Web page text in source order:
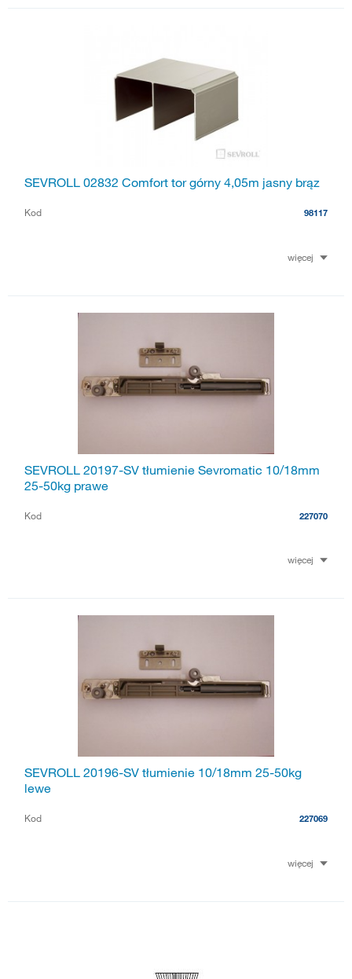
SEVROLL 02832 Comfort tor górny 4,05m jasny brąz
Kod 98117
więcej
SEVROLL 20197-SV tłumienie Sevromatic 10/18mm
25-50kg prawe
Kod 227070
więcej
SEVROLL 20196-SV tłumienie 10/18mm 25-50kg
lewe
Kod 227069
więcej